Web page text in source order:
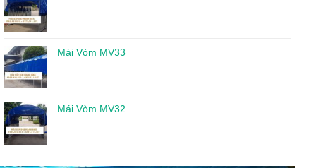
Mái Vòm MV33
Mái Vòm MV32